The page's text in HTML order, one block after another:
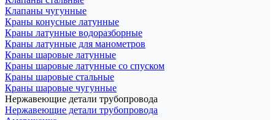
Клапаны чугунные
Краны конусные латунные
Краны латунные водоразборные
Краны латунные для манометров
Краны шаровые латунные
Краны шаровые латунные со спуском
Краны шаровые стальные
Краны шаровые чугунные
Нержавеющие детали трубопровода
Нержавеющие детали трубопровода